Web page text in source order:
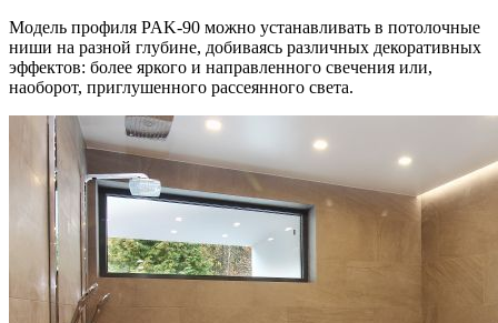
Модель профиля PAK-90 можно устанавливать в потолочные
ниши на разной глубине, добиваясь различных декоративных
эффектов: более яркого и направленного свечения или,
наоборот, приглушенного рассеянного света.